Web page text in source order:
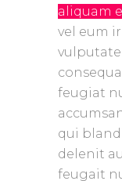
aliquam
vel eum
vulputate
feugiat
qui
delenit
feugait